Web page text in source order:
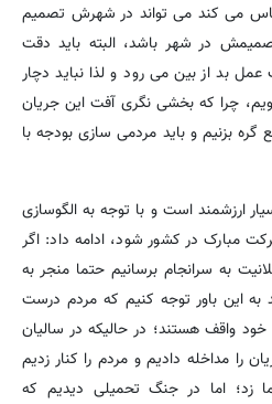
می کند می تواند در شهرش تصمیم
در شهر باشد، البته باید دقت
بد از بین می رود و لذا نباید دچار
چرا که بخشی نگری آفت این جریان
بزنیم و باید مردمی سازی بودجه با
ارزشمند است و با توجه به الگوسازی
مبارک در کشور شود، ادامه داد: اگر
به سرانجام برسانیم حتما منجر به
این باور توجه کنیم که مردم درست
واقف هستند؛ در حالیکه در سالیان
را مداخله دادیم و مردم را کنار زدیم
زد؛ اما در جنگ تحمیلی دیدیم که